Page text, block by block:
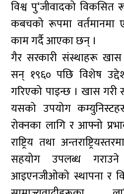
विश्व पु‘जीवादको विकसित
कबचको रूपमा
काम गर्दै आएका छन् ।
गैर सरकारी संस्थाहरू खास
सन् १९६० पछि विशेष
गरिएको पाइन्छ । खास गरी
यसको उपयोग
रोक्नका लागि र आफ्नो
राष्ट्रिय तथा
सहयोग उपलब्ध
आइएनजीओको स्थापना र